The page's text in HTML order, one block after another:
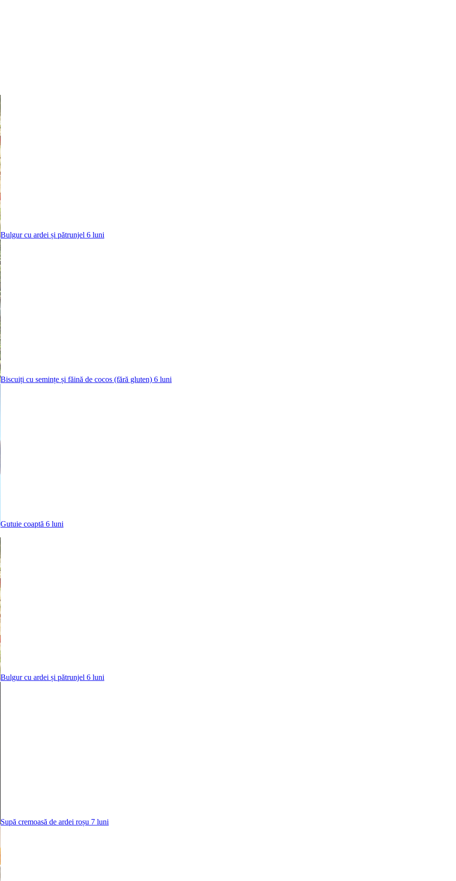
Bulgur cu ardei și pătrunjel 6 luni
Biscuiți cu semințe și făină de cocos (fără gluten) 6 luni
Gutuie coaptă 6 luni
Bulgur cu ardei și pătrunjel 6 luni
Supă cremoasă de ardei roșu 7 luni